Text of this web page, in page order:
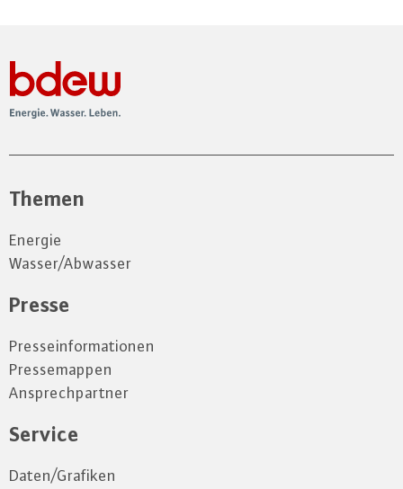
Themen
Energie
Wasser/Abwasser
Presse
Presseinformationen
Pressemappen
Ansprechpartner
Service
Daten/Grafiken